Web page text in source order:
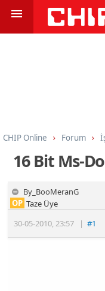
CHIP Online Forum
16 Bit Ms-
By_BooMeranG
30-05-2010,23:57 |#1
OP Taze Üye